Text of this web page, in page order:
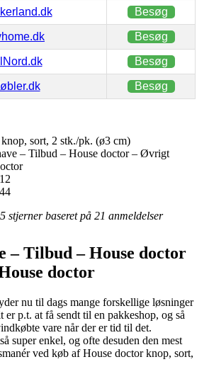
Besøg
Besøg
Besøg
Besøg
sort, 2 stk./pk. (ø3 cm)
– Tilbud – House doctor – Øvrigt
stjerner baseret på 21 anmeldelser
– Tilbud – House doctor
doctor
nu til dags mange forskellige løsninger
p.t. at få sendt til en pakkeshop, og så
vare når der er tid til det.
super enkel, og ofte desuden den mest
ved køb af House doctor knop, sort,